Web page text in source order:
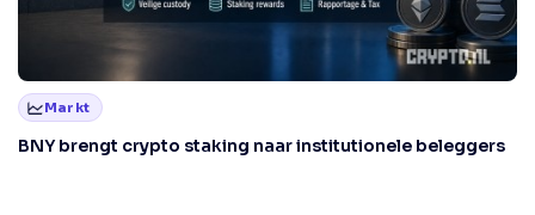
Markt
BNY brengt crypto staking naar institutionele beleggers